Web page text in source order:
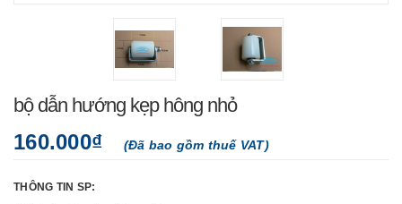
bộ dẫn hướng kẹp hông nhỏ
160.000₫ (Đã bao gồm thuế VAT)
THÔNG TIN SP: